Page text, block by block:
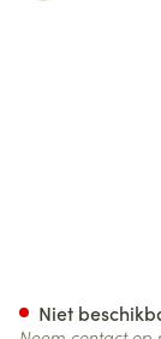
Niet